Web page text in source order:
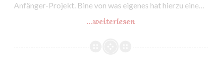
Anfänger-Projekt. Bine von was eigenes hat hierzu eine…
…weiterlesen
Nadelkissen